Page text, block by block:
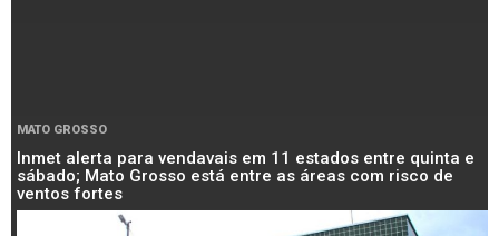
MATO GROSSO
Inmet alerta para vendavais em 11 estados entre quinta e
sábado; Mato Grosso está entre as áreas com risco de
ventos fortes